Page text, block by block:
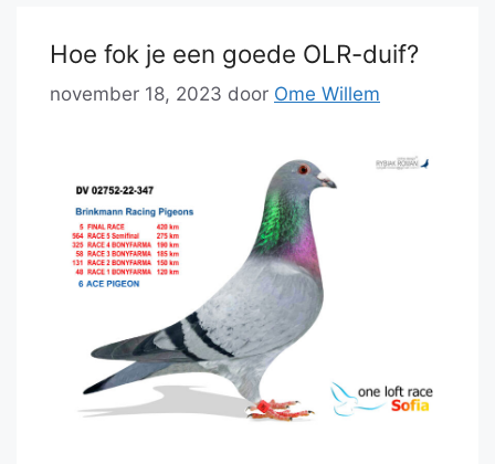
Hoe fok je een goede OLR-duif?
november 18, 2023 door Ome Willem